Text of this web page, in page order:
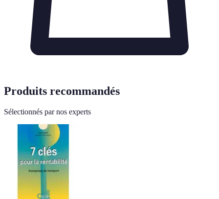
Produits recommandés
Sélectionnés par nos experts